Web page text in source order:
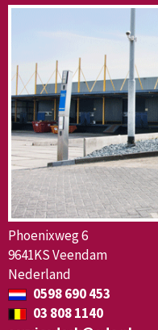
Phoenixweg 6
9641KS Veendam
Nederland
0598 690 453
03 808 1140